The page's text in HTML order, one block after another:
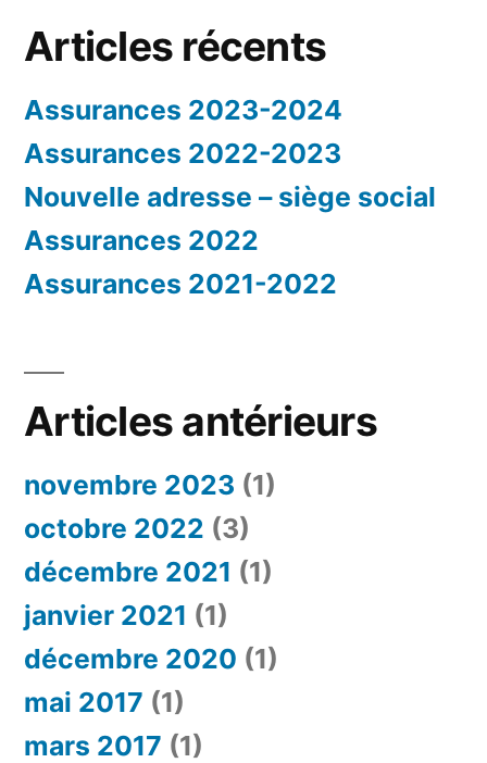
Articles récents
Assurances 2023-2024
Assurances 2022-2023
Nouvelle adresse – siège social
Assurances 2022
Assurances 2021-2022
Articles antérieurs
novembre 2023 (1)
octobre 2022 (3)
décembre 2021 (1)
janvier 2021 (1)
décembre 2020 (1)
mai 2017 (1)
mars 2017 (1)